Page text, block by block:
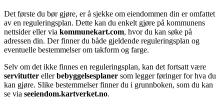
Det første du bør gjøre, er å sjekke om eiendommen din er omfattet
av en reguleringsplan. Dette kan du enkelt gjøre på kommunens
nettsider eller via kommunekart.com, hvor du kan søke på
adressen din. Der finner du både gjeldende reguleringsplan og
eventuelle bestemmelser om takform og farge.
Selv om det ikke finnes en reguleringsplan, kan det fortsatt være
servitutter ellerbebyggelsesplaner som legger føringer for hva du
kan gjøre. Slike bestemmelser finner du i grunnboken, som du kan
se via seeiendom.kartverket.no.